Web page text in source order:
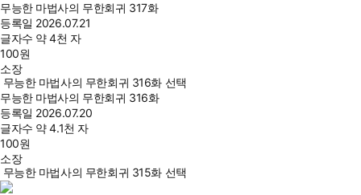
무능한 마법사의 무한회귀 317화
등록일 2026.07.21
글자수 약 4천 자
100원
소장
무능한 마법사의 무한회귀 316화 선택
무능한 마법사의 무한회귀 316화
등록일 2026.07.20
글자수 약 4.1천 자
100원
소장
무능한 마법사의 무한회귀 315화 선택